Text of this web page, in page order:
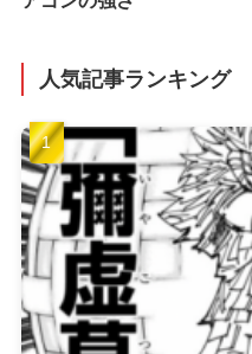
人気記事ランキング